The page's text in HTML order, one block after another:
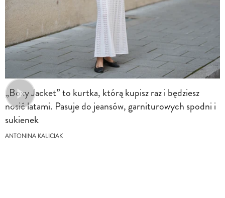
„Boxy Jacket” to kurtka, którą kupisz raz i będziesz
nosić latami. Pasuje do jeansów, garniturowych spodni i
sukienek
ANTONINA KALICIAK